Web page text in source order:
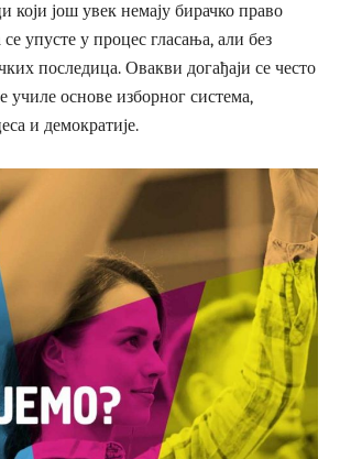
који још увек немају бирачко право
упусте у процес гласања, али без
последица. Овакви догађаји се често
училе основе изборног система,
и демократије.